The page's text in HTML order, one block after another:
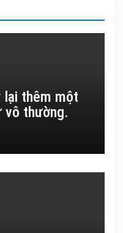
lại thêm một
vô thường.